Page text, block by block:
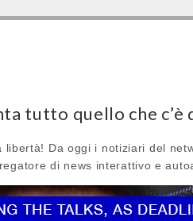
tutto quello che c’è
Da oggi i notiziari del
di news interattivo e